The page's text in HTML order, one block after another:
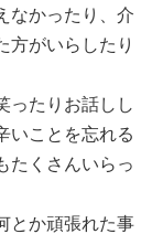
なかったり、介
方がいらしたり
ったりお話しし
いことを忘れる
たくさんいらっ
とか頑張れた事